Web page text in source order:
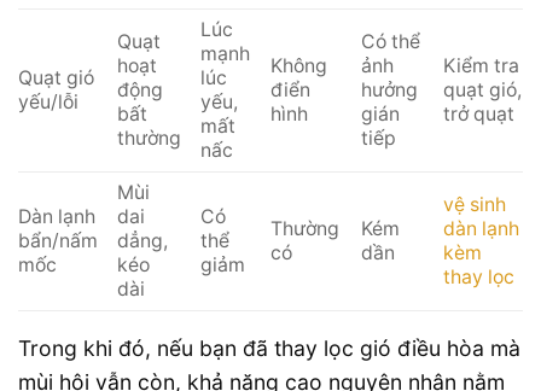
Quạt gió
yếu/lỗi
Quạt
hoạt
động
bất
thường
Lúc
mạnh
lúc
yếu,
mất
nấc
Không
điển
hình
Có thể
ảnh
hưởng
gián
tiếp
Kiểm tra
quạt gió,
trở quạt
Dàn lạnh
bẩn/nấm
mốc
Mùi
dai
dẳng,
kéo
dài
Có
thể
giảm
Thường
có
Kém
dần
vệ sinh
dàn lạnh
kèm
thay lọc
Trong khi đó, nếu bạn đã thay lọc gió điều hòa mà
mùi hôi vẫn còn, khả năng cao nguyên nhân nằm